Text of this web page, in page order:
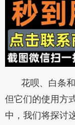
花呗、白条
但它们的使用方
中，我们将探讨